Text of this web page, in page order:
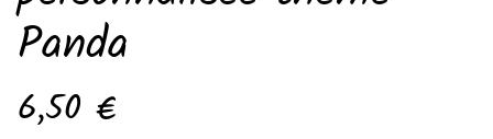
Panda
6,50 €